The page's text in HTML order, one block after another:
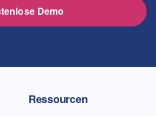
Demo
Ressourcen